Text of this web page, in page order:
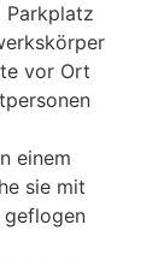
Parkplatz
vor Ort
einem
sie mit
geflogen